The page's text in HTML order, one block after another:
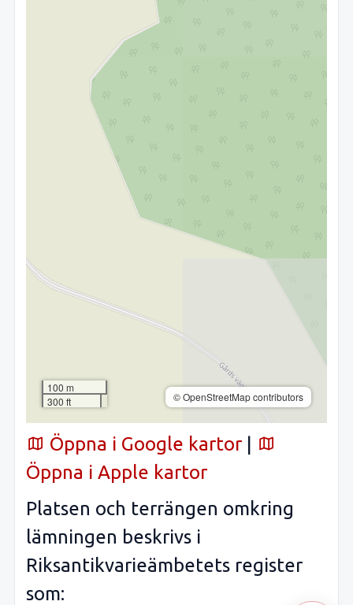
100 m
300 ft
© OpenStreetMap contributors
Öppna i Google kartor
Öppna i Apple kartor
Platsen och terrängen omkring
lämningen beskrivs i
Riksantikvarieämbetets register
som: